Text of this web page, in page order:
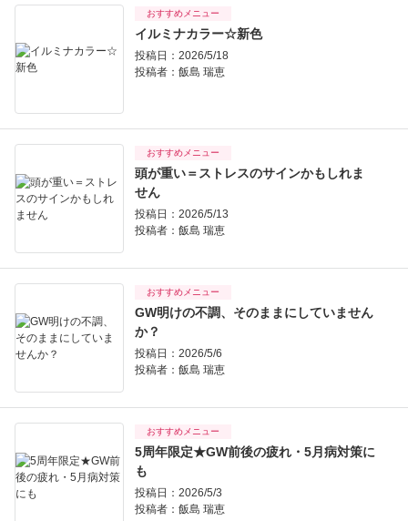
おすすめメニュー
イルミナカラー☆新色
投稿日：2026/5/18
投稿者： 飯島 瑞恵
おすすめメニュー
頭が重い＝ストレスのサインかもしれま
せん
投稿日：2026/5/13
投稿者： 飯島 瑞恵
おすすめメニュー
GW明けの不調、そのままにしていません
か？
投稿日：2026/5/6
投稿者： 飯島 瑞恵
おすすめメニュー
5周年限定★GW前後の疲れ・5月病対策に
も
投稿日：2026/5/3
投稿者： 飯島 瑞恵